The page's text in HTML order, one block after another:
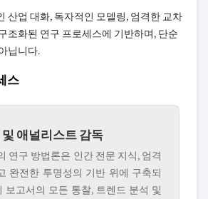
산업 대화, 독자적인 모델링, 엄격한 교차
조화된 연구 프로세스에 기반하며, 단순
닙니다.
스
애널리스트 감독
연구 방법론은 인간 전문 지식, 엄격
완전한 투명성의 기반 위에 구축되
보고서의 모든 통찰, 트렌드 분석 및